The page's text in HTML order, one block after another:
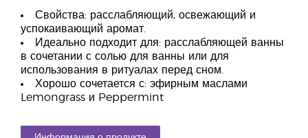
Свойства: расслабляющий, освежающий и
успокаивающий аромат.
Идеально подходит для: расслабляющей ванны
в сочетании с солью для ванны или для
использования в ритуалах перед сном.
Хорошо сочетается с: эфирным маслами
Lemongrass и Peppermint